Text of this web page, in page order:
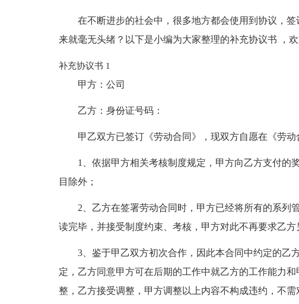
在不断进步的社会中，很多地方都会使用到协议，
来就毫无头绪？以下是小编为大家整理的补充协议书 ，
补充协议书 1
甲方：公司
乙方：身份证号码：
甲乙双方已签订《劳动合同》，现双方自愿在《劳
1、依据甲方相关考核制度规定，甲方向乙方支付的
目除外；
2、乙方在签署劳动合同时，甲方已经将所有的系列
读完毕，并接受制度约束、考核，甲方对此不再要求乙方
3、鉴于甲乙双方初次合作，因此本合同中约定的乙
定，乙方同意甲方可在后期的工作中就乙方的工作能力
整，乙方接受调整，甲方调整以上内容不构成违约，不